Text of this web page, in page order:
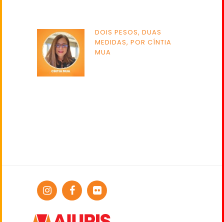
DOIS PESOS, DUAS
MEDIDAS, POR CÍNTIA
MUA